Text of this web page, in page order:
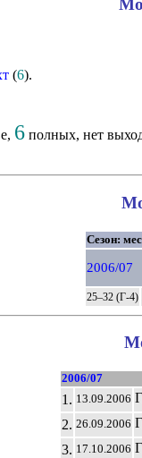
(6).
6полных, нет
Сезон:
2006/07
25–32 (Г-4)
2006/07
1. 13.09.2006
2. 26.09.2006
3. 17.10.2006